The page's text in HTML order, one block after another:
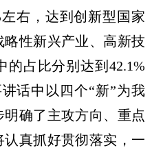
右，达到创新型国家
性新兴产业、高新技
的占比分别达到42.1%
话中以四个“新”为我
确了主攻方向、重点
真抓好贯彻落实，一